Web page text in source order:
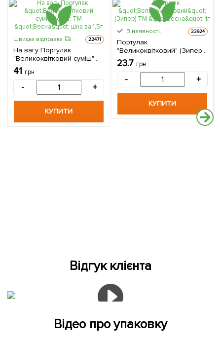
Швидка відправка 22471
На вагу Портулак
"Великоквітковий суміш"
ТМ "Весна" ціна за 1,5г
41 грн
- +
КУПИТИ
В наявності. 22924
Портулак
"Великоквітковий" (Зипер)
ТМ "Весна" 1г
23.7 грн
- +
КУПИТИ
Відгук клієнта
Відео про упаковку